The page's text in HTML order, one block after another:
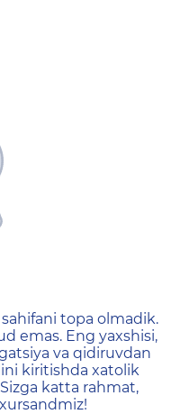
неtopa olmadik.
emas. Eng yaxshisi,
va qidiruvdan
kiritishda xatolik
katta rahmat,